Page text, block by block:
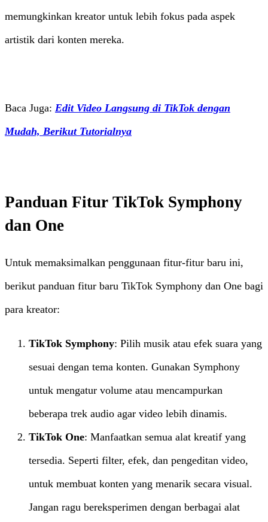
memungkinkan kreator untuk lebih fokus pada aspek
artistik dari konten mereka.
Baca Juga: Edit Video Langsung di TikTok dengan
Mudah, Berikut Tutorialnya
Panduan Fitur TikTok Symphony
dan One
Untuk memaksimalkan penggunaan fitur-fitur baru ini,
berikut panduan fitur baru TikTok Symphony dan One bagi
para kreator:
TikTok Symphony: Pilih musik atau efek suara yang
sesuai dengan tema konten. Gunakan Symphony
untuk mengatur volume atau mencampurkan
beberapa trek audio agar video lebih dinamis.
TikTok One: Manfaatkan semua alat kreatif yang
tersedia. Seperti filter, efek, dan pengeditan video,
untuk membuat konten yang menarik secara visual.
Jangan ragu bereksperimen dengan berbagai alat